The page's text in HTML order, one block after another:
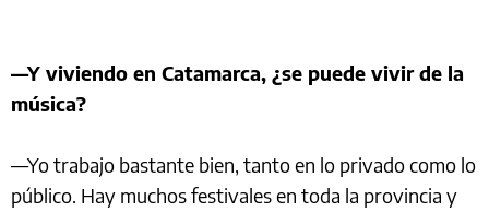
—Y viviendo en Catamarca, ¿se puede vivir de la
música?
—Yo trabajo bastante bien, tanto en lo privado como lo
público. Hay muchos festivales en toda la provincia y